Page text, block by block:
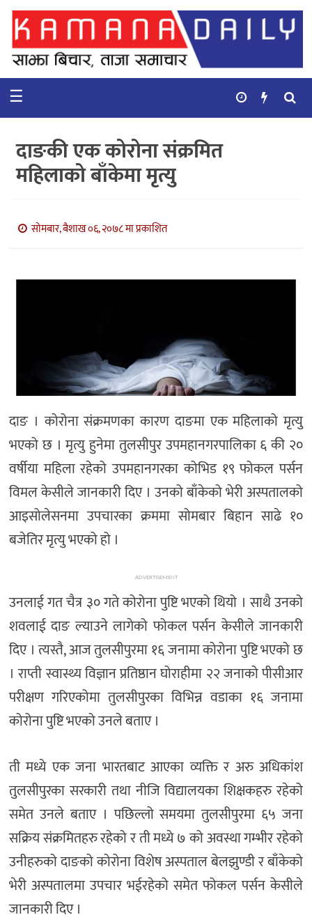
गृहपृष्ठ
समाचार
कुटनिती
कुराकानी
बाणिज्य
☰
दाङकी एक कोरोना संक्रमित
महिलाको बाँकेमा मृत्यु
सोमबार, बैशाख ०६, २०७८ मा प्रकाशित
दाङ । कोरोना संक्रमणका कारण दाङमा एक महिलाको मृत्यु
भएको छ । मृत्यु हुनेमा तुलसीपुर उपमहानगरपालिका ६ की २०
वर्षीया महिला रहेको उपमहानगरका कोभिड १९ फोकल पर्सन
विमल केसीले जानकारी दिए । उनको बाँकेको भेरी अस्पतालको
आइसोलेसनमा उपचारका क्रममा सोमबार बिहान साढे १०
बजेतिर मृत्यु भएको हो ।
ADVERTISEMENT
उनलाई गत चैत्र ३० गते कोरोना पुष्टि भएको थियो । साथै उनको
शवलाई दाङ ल्याउने लागेको फोकल पर्सन केसीले जानकारी
दिए । त्यस्तै, आज तुलसीपुरमा १६ जनामा कोरोना पुष्टि भएको छ
। राप्ती स्वास्थ्य विज्ञान प्रतिष्ठान घोराहीमा २२ जनाको पीसीआर
परीक्षण गरिएकोमा तुलसीपुरका विभिन्न वडाका १६ जनामा
कोरोना पुष्टि भएको उनले बताए ।
ती मध्ये एक जना भारतबाट आएका व्यक्ति र अरु अधिकांश
तुलसीपुरका सरकारी तथा नीजि विद्यालयका शिक्षकहरु रहेको
समेत उनले बताए । पछिल्लो समयमा तुलसीपुरमा ६५ जना
सक्रिय संक्रमितहरु रहेको र ती मध्ये ७ को अवस्था गम्भीर रहेको
उनीहरुको दाङको कोरोना विशेष अस्पताल बेलझुण्डी र बाँकेको
भेरी अस्पतालमा उपचार भईरहेको समेत फोकल पर्सन केसीले
जानकारी दिए ।